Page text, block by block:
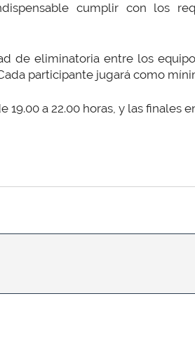
cumplir con los
de eliminatoria entre los
participante jugará como
a 22.00 horas, y las finales